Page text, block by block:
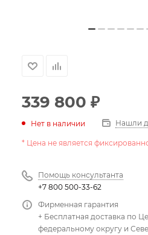
339 800 ₽
Нет в наличии Нашли
* Цена не является
Помощь консультанта
+7 800 500-33-62
Фирменная гарантия
+ Бесплатная доставка по
федеральному округу и